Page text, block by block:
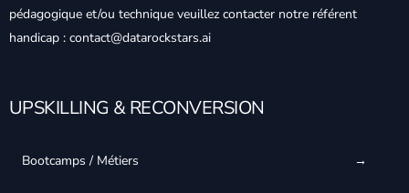
pédagogique et/ou technique veuillez contacter notre référent
handicap : contact@datarockstars.ai
UPSKILLING & RECONVERSION
Bootcamps / Métiers